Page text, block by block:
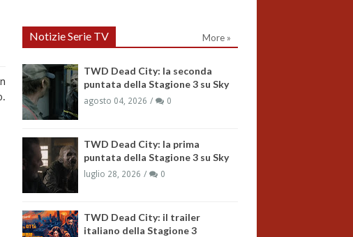
Notizie Serie TV More »
TWD Dead City: la seconda
puntata della Stagione 3 su Sky
agosto 04, 2026 0
TWD Dead City: la prima
puntata della Stagione 3 su Sky
luglio 28, 2026 0
TWD Dead City: il trailer
italiano della Stagione 3